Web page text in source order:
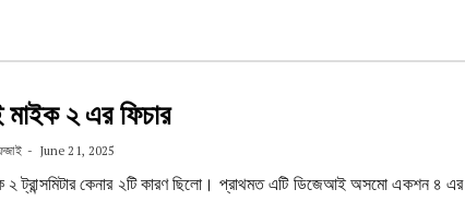
২ এর ফিচার
June 21, 2025
ট্রান্সমিটার কেনার ২টি কারণ ছিলো। প্রাথমত এটি ডিজেআই অসমো একশন ৪ এর